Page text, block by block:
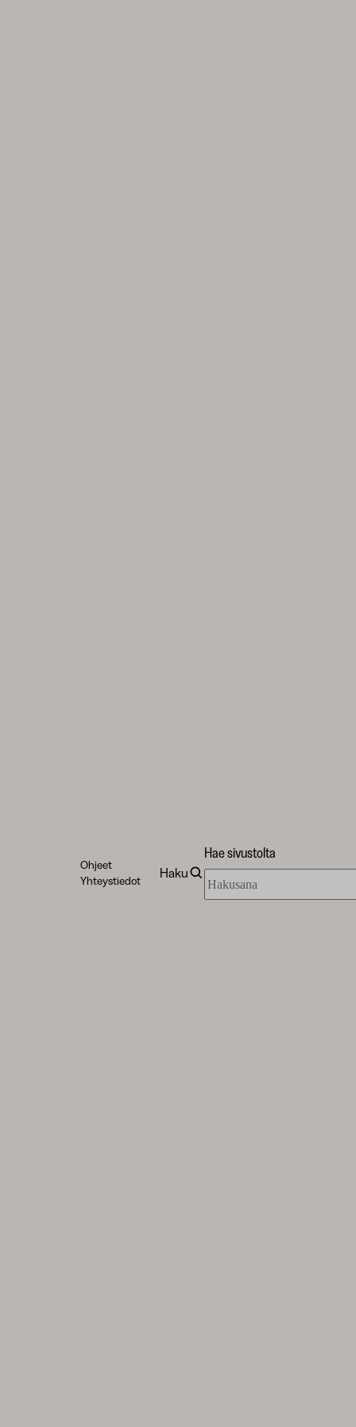
Ohjeet
Yhteystiedot
Haku
Hae sivustolta
sivustolta